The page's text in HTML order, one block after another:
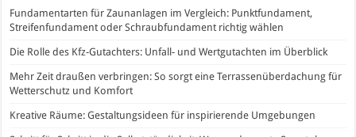
Fundamentarten für Zaunanlagen im Vergleich: Punktfundament,
Streifenfundament oder Schraubfundament richtig wählen
Die Rolle des Kfz-Gutachters: Unfall- und Wertgutachten im Überblick
Mehr Zeit draußen verbringen: So sorgt eine Terrassenüberdachung für
Wetterschutz und Komfort
Kreative Räume: Gestaltungsideen für inspirierende Umgebungen